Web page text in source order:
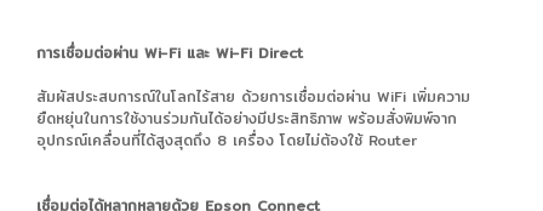
การเชื่อมต่อผ่าน Wi-Fi และ Wi-Fi Direct
สัมผัสประสบการณ์ในโลกไร้สาย ด้วยการเชื่อมต่อผ่าน WiFi เพิ่มความ
ยืดหยุ่นในการใช้งานร่วมกันได้อย่างมีประสิทธิภาพ พร้อมสั่งพิมพ์จาก
อุปกรณ์เคลื่อนที่ได้สูงสุดถึง 8 เครื่อง โดยไม่ต้องใช้ Router
เชื่อมต่อได้หลากหลายด้วย Epson Connect